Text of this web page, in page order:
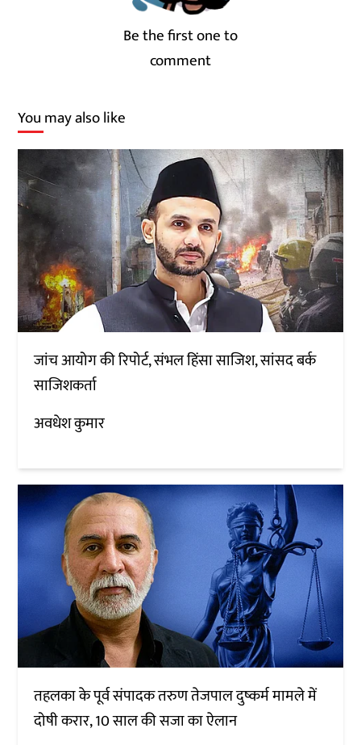
Be the first one to
comment
You may also like
जांच आयोग की रिपोर्ट, संभल हिंसा साजिश, सांसद बर्क
साजिशकर्ता
अवधेश कुमार
तहलका के पूर्व संपादक तरुण तेजपाल दुष्कर्म मामले में
दोषी करार, 10 साल की सजा का ऐलान